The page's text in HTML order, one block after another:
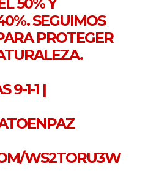
50% Y
SEGUIMOS
PROTEGER
9-1-1 |
WS2TORU3W